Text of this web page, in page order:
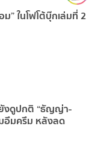
” ในโฟโต้บุ๊กเล่มที่ 2
งดูปกติ “ธัญญ่า-
มอึมครึม หลังลด